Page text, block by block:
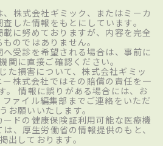
株式会社ギミック、またはミーカ
した情報をもとにしています。
に努めておりますが、内容を完全
のではありません。
受診を希望される場合は、事前に
関に直接ご確認ください。
た損害について、株式会社ギミッ
株式会社ではその賠償の責任を一
。 情報に誤りがある場合には、お
ァイル編集部までご連絡をいただ
お願いいたします。
ドの健康保険証利用可能な医療機
、厚生労働省の情報提供のもと、
出しております。